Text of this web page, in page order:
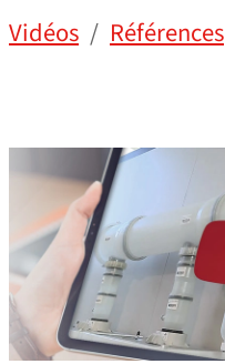
Vidéos / Références